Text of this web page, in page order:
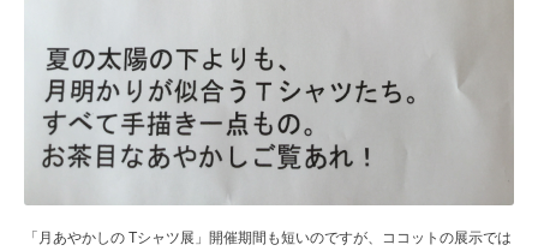
「月あやかしの Tシャツ展」開催期間も短いのですが、ココットの展示では